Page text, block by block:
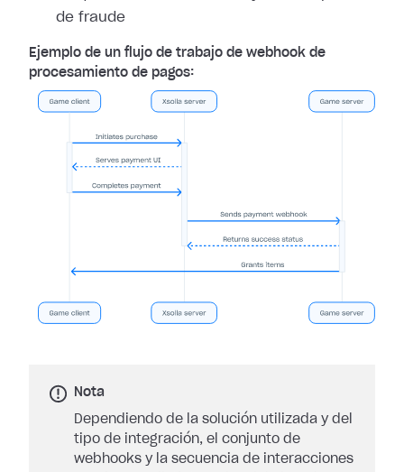
de fraude
Ejemplo de un flujo de trabajo de webhook de
procesamiento de pagos:
Nota
Dependiendo de la solución utilizada y del
tipo de integración, el conjunto de
webhooks y la secuencia de interacciones